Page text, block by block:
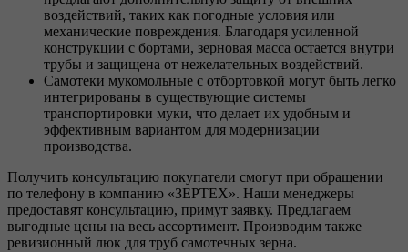
воздействий, таких как погодные условия или
механические повреждения. Благодаря усиленной
конструкции с бортами, зерновая масса остается внутри
трубы и защищена от нежелательных воздействий.
Самотеки мукомольные с отбортовкой могут быть легко
интегрированы в существующие системы
транспортировки муки, что делает их удобным и
эффективным вариантом для модернизации
производства.
Получить консультацию покупатели смогут при обращении
по телефону в компанию «ЗЕРТЕХ». Наши менеджеры
предоставят консультацию, примут заявку. Предлагаем
выгодные цены на весь ассортимент. Производим также
ревизионный люк для труб самотечных зерна.